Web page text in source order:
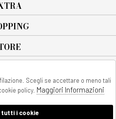
Vittorio Emanuele 90/A - 80053
Scegli se accettare o meno tali
policy. Maggiori Informazioni
i cookie